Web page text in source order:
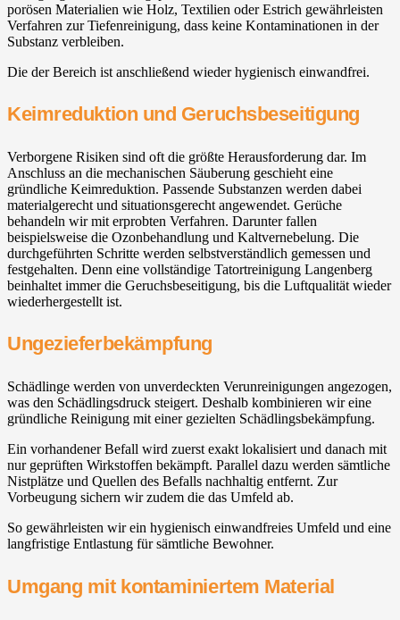
porösen Materialien wie Holz, Textilien oder Estrich gewährleisten
Verfahren zur Tiefenreinigung, dass keine Kontaminationen in der
Substanz verbleiben.
Die der Bereich ist anschließend wieder hygienisch einwandfrei.
Keimreduktion und Geruchsbeseitigung
Verborgene Risiken sind oft die größte Herausforderung dar. Im
Anschluss an die mechanischen Säuberung geschieht eine
gründliche Keimreduktion. Passende Substanzen werden dabei
materialgerecht und situationsgerecht angewendet. Gerüche
behandeln wir mit erprobten Verfahren. Darunter fallen
beispielsweise die Ozonbehandlung und Kaltvernebelung. Die
durchgeführten Schritte werden selbstverständlich gemessen und
festgehalten. Denn eine vollständige Tatortreinigung Langenberg
beinhaltet immer die Geruchsbeseitigung, bis die Luftqualität wieder
wiederhergestellt ist.
Ungezieferbekämpfung
Schädlinge werden von unverdeckten Verunreinigungen angezogen,
was den Schädlingsdruck steigert. Deshalb kombinieren wir eine
gründliche Reinigung mit einer gezielten Schädlingsbekämpfung.
Ein vorhandener Befall wird zuerst exakt lokalisiert und danach mit
nur geprüften Wirkstoffen bekämpft. Parallel dazu werden sämtliche
Nistplätze und Quellen des Befalls nachhaltig entfernt. Zur
Vorbeugung sichern wir zudem die das Umfeld ab.
So gewährleisten wir ein hygienisch einwandfreies Umfeld und eine
langfristige Entlastung für sämtliche Bewohner.
Umgang mit kontaminiertem Material